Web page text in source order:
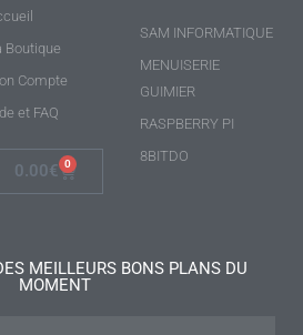
Boutique
Compte
et FAQ
0.00€ 0
SAM INFORMATIQUE
MENUISERIE
GUIMIER
RASPBERRY PI
8BITDO
MEILLEURS BONS PLANS DU
MOMENT